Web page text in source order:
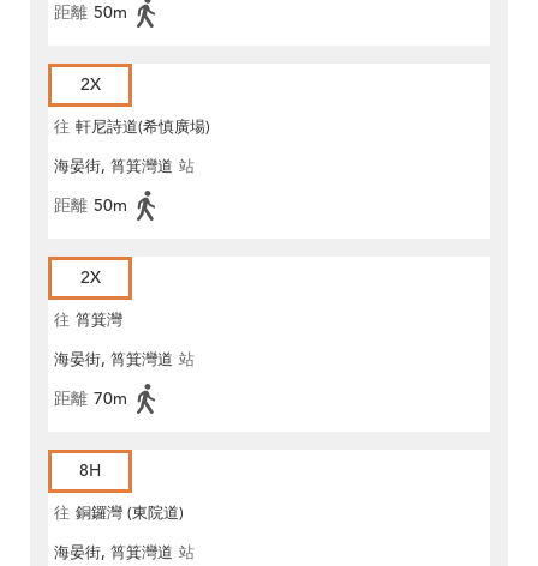
距離 50m
2X
往 軒尼詩道(希慎廣場)
海晏街, 筲箕灣道 站
距離 50m
2X
往 筲箕灣
海晏街, 筲箕灣道 站
距離 70m
8H
往 銅鑼灣 (東院道)
海晏街, 筲箕灣道 站